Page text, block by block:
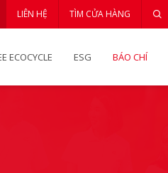
LIÊN HỆ TÌM CỬA HÀNG
ECOCYCLE ESG BÁO CHÍ